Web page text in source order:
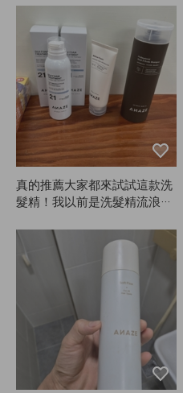
用完了，還會繼續回購。
真的推薦大家都來試試這款洗
髮精！我以前是洗髮精流浪
Lab、Dr.Fo0r等等都用過，防
脫效果只是一時，頭髮還很油
膩😭。結果都不適合我……但
後來，真的是大發現！用了A
NAZE洗髮精之後，頭髮真的
變蓬鬆，掉髮也少了很多（這
對我來說最重要😭）。真的非
常喜歡！香味也很棒，價格也
很實惠。就像在家用沙龍等級
的洗髮精一樣！